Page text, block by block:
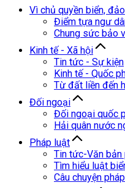
Vì chủ quyền biển, đảo
Điểm tựa ngư
Chung sức bảo
Kinh tế - Xã hội
Tin tức - Sự kiện
Kinh tế - Quốc
Từ đất liền đến
Đối ngoại
Đối ngoại quốc
Hải quân nước
Pháp luật
Tin tức-Văn bản
Tìm hiểu luật
Câu chuyện